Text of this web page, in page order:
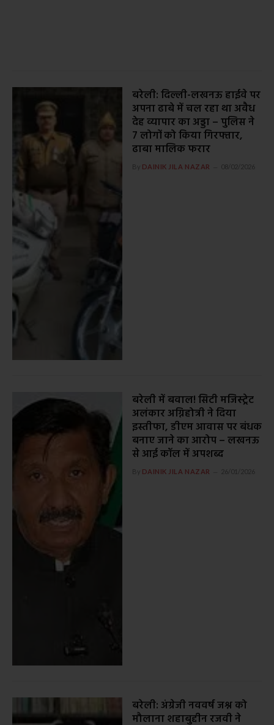
बरेली: दिल्ली-लखनऊ हाईवे पर
अपना ढाबे में चल रहा था अवैध
देह व्यापार का अड्डा – पुलिस ने
7 लोगों को किया गिरफ्तार,
ढाबा मालिक फरार
By DAINIK JILA NAZAR 08/02/2026
बरेली में बवाल! सिटी मजिस्ट्रेट
अलंकार अग्निहोत्री ने दिया
इस्तीफा, डीएम आवास पर बंधक
बनाए जाने का आरोप – लखनऊ
से आई कॉल में अपशब्द
By DAINIK JILA NAZAR 26/01/2026
बरेली: अंग्रेजी नववर्ष जश्न को
मौलाना शहाबुद्दीन रजवी ने